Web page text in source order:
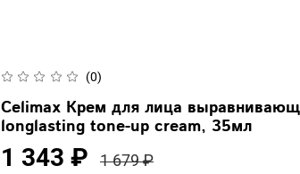
(0)
Celimax Крем для лица
longlasting tone-up cream, 35мл
1 343 ₽ 1 679 ₽